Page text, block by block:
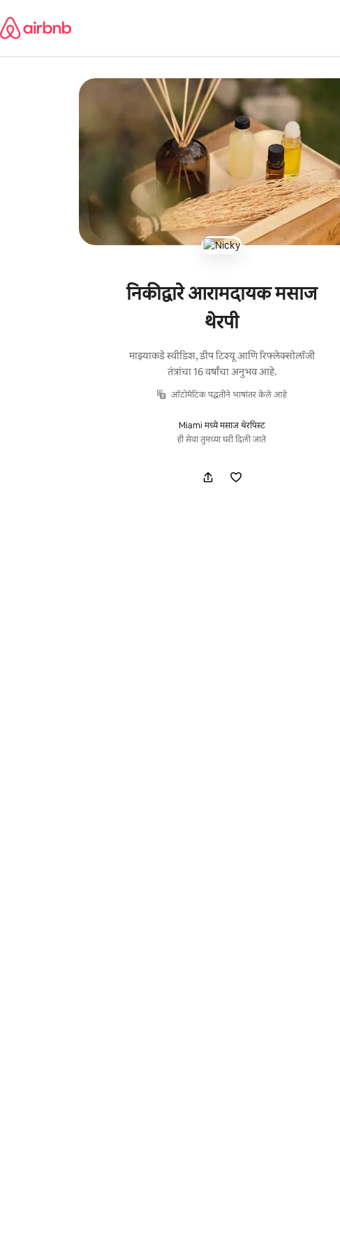
जा
निकीद्वारे आरामदायक मसाज
थेरपी
माझ्याकडे स्वीडिश, डीप टिश्यू आणि रिफ्लेक्सोलॉजी
तंत्रांचा 16 वर्षांचा अनुभव आहे.
ऑटोमॅटिक पद्धतीने भाषांतर केले आहे
Miami मध्ये मसाज थेरपिस्ट
ही सेवा तुमच्या घरी दिली जाते